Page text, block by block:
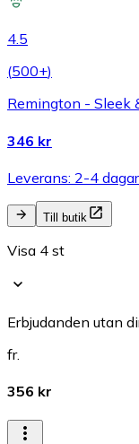
4.5
(500+)
Remington - Sleek
346 kr
Leverans: 2-4 dagar
Till butik
Visa 4 st
Erbjudanden utan
fr.
356 kr